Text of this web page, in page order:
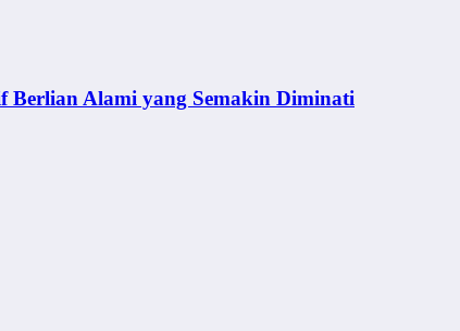
Alami yang Semakin Diminati